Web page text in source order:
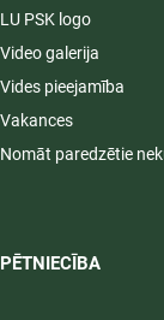
LU PSK logo
Video galerija
Vides pieejamība
Vakances
Nomāt paredzētie
PĒTNIECĪBA